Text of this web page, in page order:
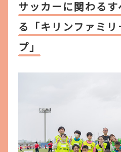
サッカーに関わる
る「キリンファミ
プ」